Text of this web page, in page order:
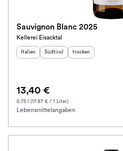
Sauvignon Blanc 2025
Kellerei Eisacktal
Herkunftsland:
Italien Herkunftsregion:
Südtirol Geschmack
trocken
13,40 €
0.75 l (17.87 € / 1 Liter)
Lebensmittelangaben